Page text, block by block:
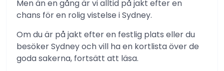
Men än en gång är vi alltid på jakt efter en
chans för en rolig vistelse i Sydney.
Om du är på jakt efter en festlig plats eller du
besöker Sydney och vill ha en kortlista över de
goda sakerna, fortsätt att läsa.